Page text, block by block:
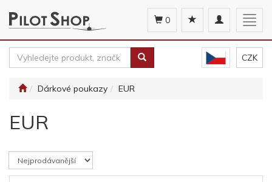
Toggle
navigation
0
CZK
Dárkové poukazy EUR
EUR